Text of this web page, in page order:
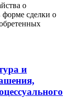
о
форме сделки о
и